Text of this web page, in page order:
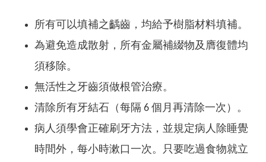
所有可以填補之齲齒，均給予樹脂材料填補。
為避免造成散射，所有金屬補綴物及膺復體均
須移除。
無活性之牙齒須做根管治療。
清除所有牙結石（每隔 6 個月再清除一次）。
病人須學會正確刷牙方法，並規定病人除睡覺
時間外，每小時漱口一次。只要吃過食物就立